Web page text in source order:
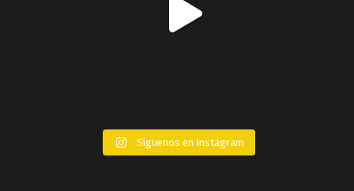
Síguenos en Instagram